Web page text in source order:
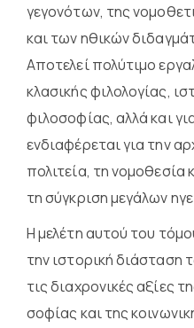
γεγονότων, της
και των ηθικών
Αποτελεί πολύτιμο
κλασικής φιλολογίας,
φιλοσοφίας, αλλά και
ενδιαφέρεται για την
πολιτεία, τη νομοθεσία
τη σύγκριση μεγάλων
Η μελέτη αυτού του
την ιστορική διάσταση
τις διαχρονικές αξίες
σοφίας και της